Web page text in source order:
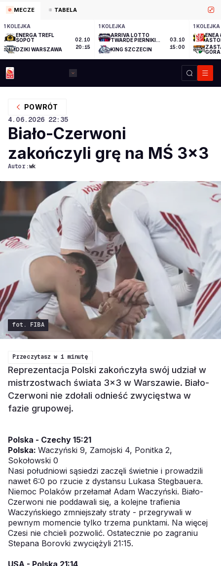
MECZE TABELA
1 KOLEJKA
ENERGA TREFL
SOPOT
DZIKI WARSZAWA
02.10
20:15
1 KOLEJKA
ARRIVA LOTTO
TWARDE PIERNIKI
KING SZCZECIN
03.10
15:00
1 KOLEJKA
ENEA
GÓRA
POWRÓT
4.06.2026 22:35
Biało-Czerwoni
zakończyli grę na MŚ 3x3
Autor:wk
fot. FIBA
Przeczytasz w 1 minutę
Reprezentacja Polski zakończyła swój udział w
mistrzostwach świata 3x3 w Warszawie. Biało-
Czerwoni nie zdołali odnieść zwycięstwa w
fazie grupowej.
Polska - Czechy 15:21
Polska: Waczyński 9, Zamojski 4, Ponitka 2,
Sokołowski 0
Nasi południowi sąsiedzi zaczęli świetnie i prowadzili
nawet 6:0 po rzucie z dystansu Lukasa Stegbauera.
Niemoc Polaków przełamał Adam Waczyński. Biało-
Czerwoni nie poddawali się, a kolejne trafienia
Waczyńskiego zmniejszały straty - przegrywali w
pewnym momencie tylko trzema punktami. Na więcej
Czesi nie chcieli pozwolić. Ostatecznie po zagraniu
Stepana Borovki zwyciężyli 21:15.
USA - Polska 21:14